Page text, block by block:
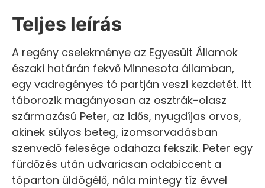
Teljes leírás
A regény cselekménye az Egyesült Államok
északi határán fekvő Minnesota államban,
egy vadregényes tó partján veszi kezdetét. Itt
táborozik magányosan az osztrák-olasz
származású Peter, az idős, nyugdíjas orvos,
akinek súlyos beteg, izomsorvadásban
szenvedő felesége odahaza fekszik. Peter egy
fürdőzés után udvariasan odabiccent a
tóparton üldögélő, nála mintegy tíz évvel